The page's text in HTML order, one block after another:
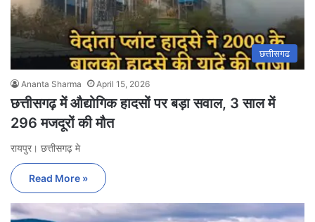
छत्तीसगढ
Ananta Sharma April 15, 2026
छत्तीसगढ़ में औद्योगिक हादसों पर बड़ा सवाल, 3 साल में
296 मजदूरों की मौत
रायपुर। छत्तीसगढ़ मे
Read More »